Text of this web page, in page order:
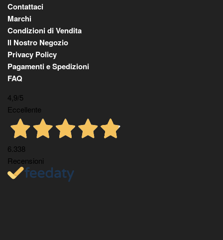
Contattaci
Marchi
Condizioni di Vendita
Il Nostro Negozio
Privacy Policy
Pagamenti e Spedizioni
FAQ
4,9/5
Eccellente
6.338
Recensioni